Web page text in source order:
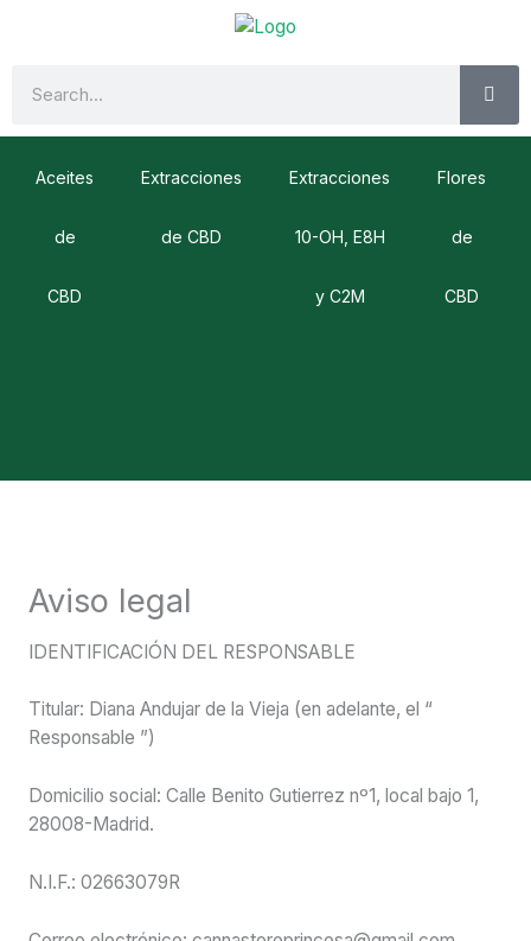
Aceites
de
CBD
Extracciones
de CBD
Extracciones
10-OH, E8H
y C2M
Flores
de
CBD
Aviso legal
IDENTIFICACIÓN DEL RESPONSABLE
Titular: Diana Andujar de la Vieja (en adelante, el “
Responsable ”)
Domicilio social: Calle Benito Gutierrez nº1, local bajo 1,
28008-Madrid.
N.I.F.: 02663079R